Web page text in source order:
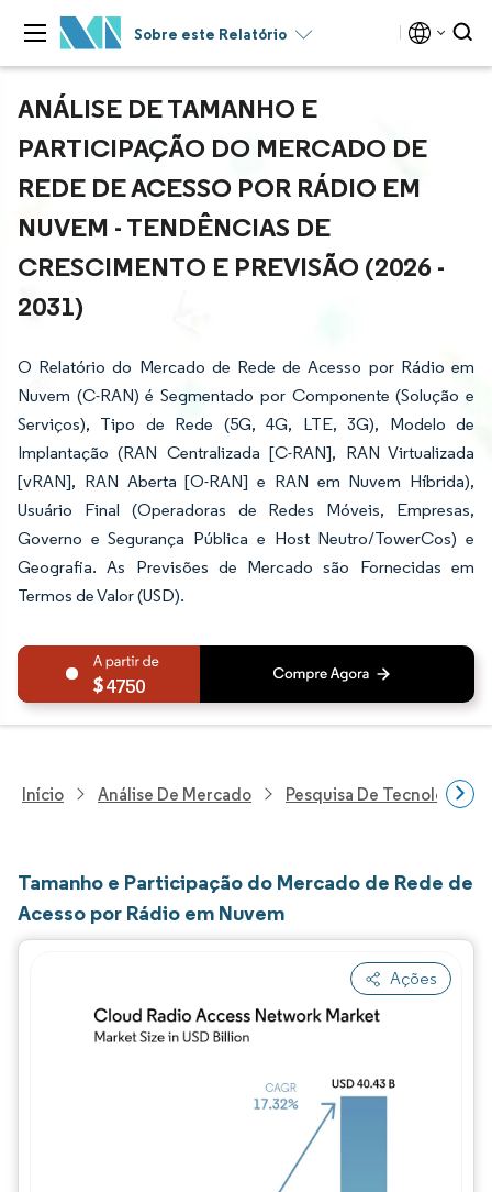
Sobre este Relatório
ANÁLISE DE TAMANHO E
PARTICIPAÇÃO DO MERCADO DE
REDE DE ACESSO POR RÁDIO EM
NUVEM - TENDÊNCIAS DE
CRESCIMENTO E PREVISÃO (2026 -
2031)
O Relatório do Mercado de Rede de Acesso por Rádio em
Nuvem (C-RAN) é Segmentado por Componente (Solução e
Serviços), Tipo de Rede (5G, 4G, LTE, 3G), Modelo de
Implantação (RAN Centralizada [C-RAN], RAN Virtualizada
[vRAN], RAN Aberta [O-RAN] e RAN em Nuvem Híbrida),
Usuário Final (Operadoras de Redes Móveis, Empresas,
Governo e Segurança Pública e Host Neutro/TowerCos) e
Geografia. As Previsões de Mercado são Fornecidas em
Termos de Valor (USD).
4750
Início Análise De Mercado Pesquisa De Tecnologia,
Tamanho e Participação do Mercado de Rede de
Acesso por Rádio em Nuvem
Ações